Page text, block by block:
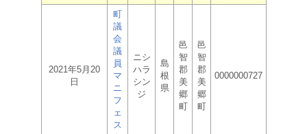
2021年5月20
日
町
議
会
議
員
マ
ニ
フ
ェ
ス
ニシ
ハラ
シン
ジ
島
根
県
邑
智
郡
美
郷
町
邑
智
郡
美
郷
町
0000000727